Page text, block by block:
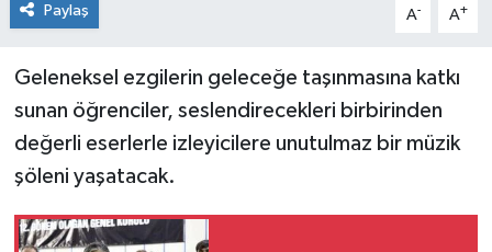
Paylaş A- A+
Geleneksel ezgilerin geleceğe taşınmasına katkı
sunan öğrenciler, seslendirecekleri birbirinden
değerli eserlerle izleyicilere unutulmaz bir müzik
şöleni yaşatacak.